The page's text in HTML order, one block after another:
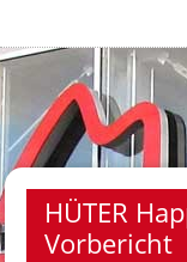
HÜTER
Vorbericht